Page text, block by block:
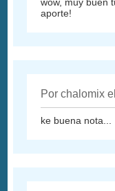
aporte!
Por chalomix
ke buena nota...